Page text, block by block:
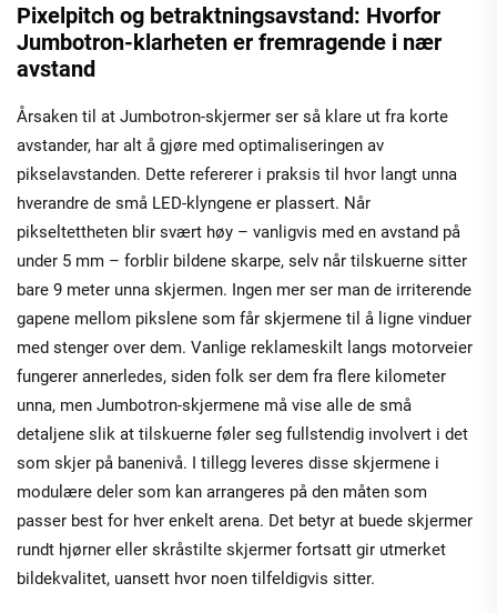
Pixelpitch og betraktningsavstand: Hvorfor
Jumbotron-klarheten er fremragende i nær
avstand
Årsaken til at Jumbotron-skjermer ser så klare ut fra korte
avstander, har alt å gjøre med optimaliseringen av
pikselavstanden. Dette refererer i praksis til hvor langt unna
hverandre de små LED-klyngene er plassert. Når
pikseltettheten blir svært høy – vanligvis med en avstand på
under 5 mm – forblir bildene skarpe, selv når tilskuerne sitter
bare 9 meter unna skjermen. Ingen mer ser man de irriterende
gapene mellom pikslene som får skjermene til å ligne vinduer
med stenger over dem. Vanlige reklameskilt langs motorveier
fungerer annerledes, siden folk ser dem fra flere kilometer
unna, men Jumbotron-skjermene må vise alle de små
detaljene slik at tilskuerne føler seg fullstendig involvert i det
som skjer på banenivå. I tillegg leveres disse skjermene i
modulære deler som kan arrangeres på den måten som
passer best for hver enkelt arena. Det betyr at buede skjermer
rundt hjørner eller skråstilte skjermer fortsatt gir utmerket
bildekvalitet, uansett hvor noen tilfeldigvis sitter.